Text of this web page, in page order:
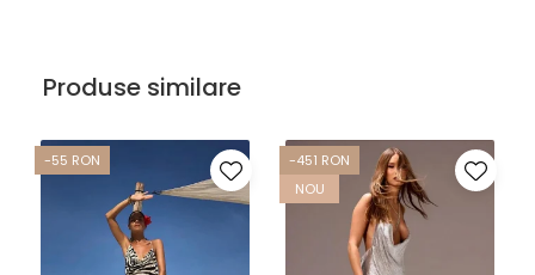
Produse similare
-55 RON
-451 RON
NOU